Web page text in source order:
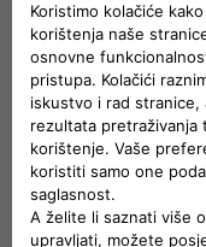
* Kombinirana
elektromotora 18
Kombinovane
116 Pop verzija
115 Verzija ikona
117 La Prima